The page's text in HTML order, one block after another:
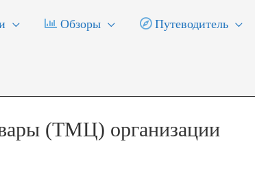
Обзоры Путеводитель
(ТМЦ) организации